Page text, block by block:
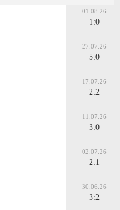
01.08.26
1:0
27.07.26
5:0
17.07.26
2:2
11.07.26
3:0
02.07.26
2:1
30.06.26
3:2